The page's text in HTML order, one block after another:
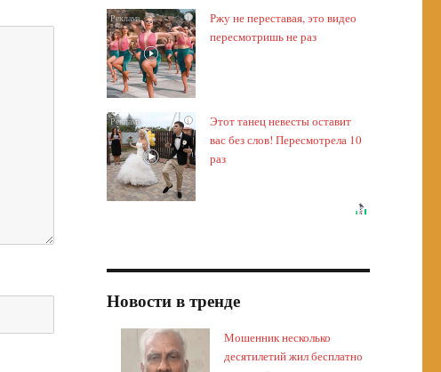
i
Ржу не переставая, это видео
пересмотришь не раз
i
Этот танец невесты оставит
вас без слов! Пересмотрела 10
раз
Новости в тренде
Мошенник несколько
десятилетий жил бесплатно